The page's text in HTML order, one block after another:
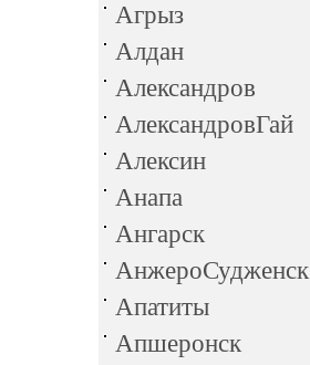
Агрыз
Алдан
Александров
АлександровГай
Алексин
Анапа
Ангарск
АнжероСудженск
Апатиты
Апшеронск